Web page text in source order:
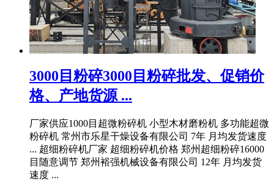
3000目粉碎3000目粉碎批发、促销价
格、产地货源 ...
厂家供应1000目超微粉碎机 小型木材磨粉机 多功能超微
粉碎机 常州市乐星干燥设备有限公司 7年 月均发货速度
... 超细粉碎机厂家 超细粉碎机价格 郑州超细粉碎16000
目随意调节 郑州裕强机械设备有限公司 12年 月均发货
速度 ...